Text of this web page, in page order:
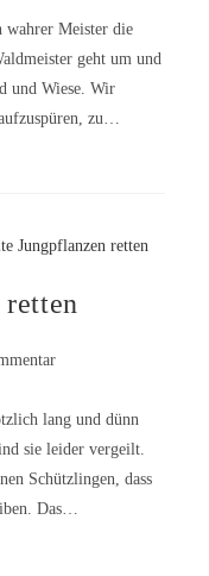
wahrer Meister die
geht um und
und Wiese. Wir
zu…
lang und dünn
sie leider vergeilt.
Schützlingen, dass
Das…